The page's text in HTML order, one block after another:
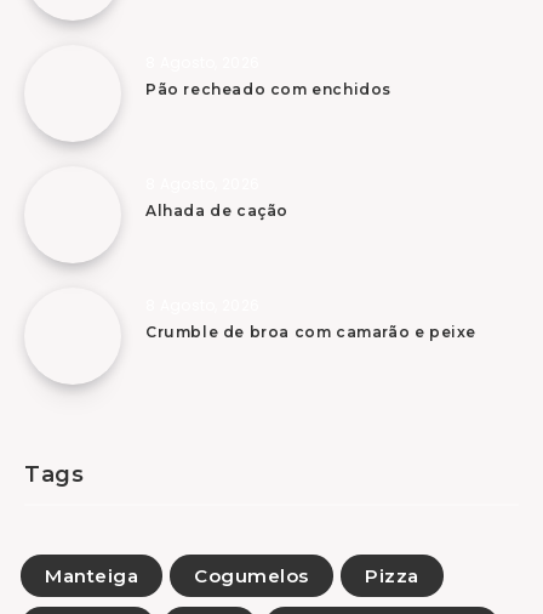
Pão recheado com enchidos
Alhada de cação
Crumble de broa com camarão e peixe
Tags
Manteiga Cogumelos Pizza